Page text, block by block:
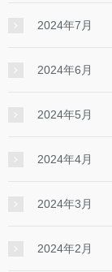
2024年7月
2024年6月
2024年5月
2024年4月
2024年3月
2024年2月